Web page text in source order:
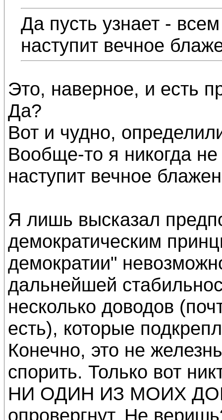
Да пусть узнает -
наступит вечное
Это, наверное, и есть
Да?
Вот и чудно,
Вообще-то я никогда не
наступит вечное
Я лишь высказал
демократическим
демократии"
дальнейшей
несколько доводов
есть), которые
Конечно, это не
спорить. Только вот
НИ ОДИН ИЗ МОИХ
опровергнут. Не